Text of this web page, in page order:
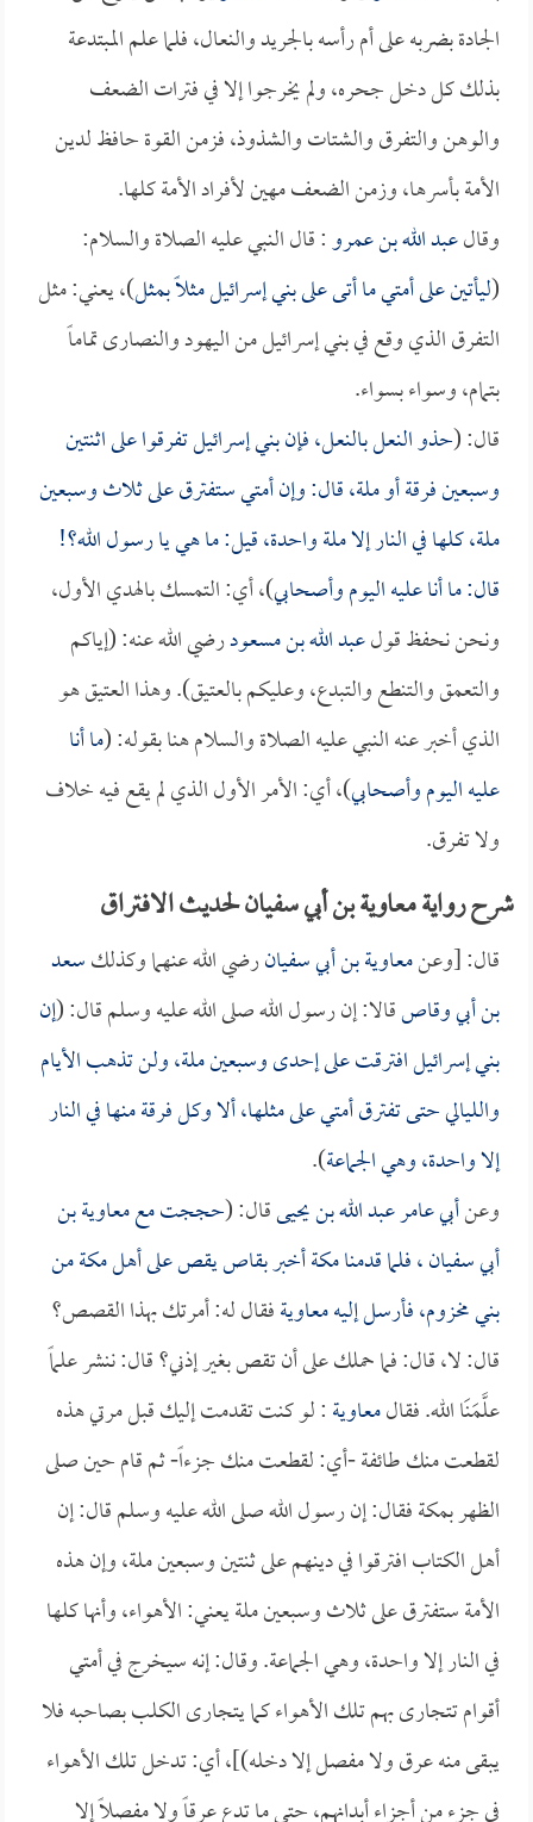
الجادة بضربه على أم رأسه بالجريد والنعال، فلما علم المبتدعة
بذلك كل دخل جحره، ولم يخرجوا إلا في فترات الضعف
والوهن والتفرق والشتات والشذوذ، فزمن القوة حافظ لدين
الأمة بأسرها، وزمن الضعف مهين لأفراد الأمة كلها.
وقالعبد الله بن عمرو: قال النبي عليه الصلاة والسلام:
(ليأتين على أمتي ما أتى على بني إسرائيل مثلاً بمثل)، يعني: مثل
التفرق الذي وقع في بني إسرائيل من اليهود والنصارى تماماً
بتمام، وسواء بسواء.
قال: (حذو النعل بالنعل، فإن بني إسرائيل تفرقوا على اثنتين
وسبعين فرقة أو ملة، قال: وإن أمتي ستفترق على ثلاث وسبعين
ملة، كلها في النار إلا ملة واحدة، قيل: ما هي يا رسول الله؟!
قال: ما أنا عليه اليوم وأصحابي)، أي: التمسك بالهدي الأول،
ونحن نحفظ قولعبد الله بن مسعودرضي الله عنه: (إياكم
والتعمق والتنطع والتبدع، وعليكم بالعتيق). وهذا العتيق هو
الذي أخبر عنه النبي عليه الصلاة والسلام هنا بقوله: (ما أنا
عليه اليوم وأصحابي)، أي: الأمر الأول الذي لم يقع فيه خلاف
ولا تفرق.
شرح رواية معاوية بن أبي سفيان لحديث الافتراق
قال: [وعنمعاوية بن أبي سفيانرضي الله عنهما وكذلكسعد
بن أبي وقاصقالا: إن رسول الله صلى الله عليه وسلم قال: (إن
بني إسرائيل افترقت على إحدى وسبعين ملة، ولن تذهب الأيام
والليالي حتى تفترق أمتي على مثلها، ألا وكل فرقة منها في النار
إلا واحدة، وهي الجماعة).
وعنأبي عامر عبد الله بن يحيىقال: (حججت معمعاوية بن
أبي سفيان، فلما قدمنا مكة أخبر بقاص يقص على أهل مكة من
بني مخزوم، فأرسل إليهمعاويةفقال له: أمرتك بهذا القصص؟
قال: لا، قال: فما حملك على أن تقص بغير إذني؟ قال: ننشر علماً
علَّمَنَا الله. فقالمعاوية: لو كنت تقدمت إليك قبل مرتي هذه
لقطعت منك طائفة -أي: لقطعت منك جزءاً- ثم قام حين صلى
الظهر بمكة فقال: إن رسول الله صلى الله عليه وسلم قال: إن
أهل الكتاب افترقوا في دينهم على ثنتين وسبعين ملة، وإن هذه
الأمة ستفترق على ثلاث وسبعين ملة يعني: الأهواء، وأنها كلها
في النار إلا واحدة، وهي الجماعة. وقال: إنه سيخرج في أمتي
أقوام تتجارى بهم تلك الأهواء كما يتجارى الكلب بصاحبه فلا
يبقى منه عرق ولا مفصل إلا دخله)]، أي: تدخل تلك الأهواء